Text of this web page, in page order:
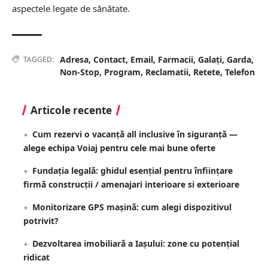
aspectele legate de sănătate.
TAGGED: Adresa, Contact, Email, Farmacii, Galați, Garda,
Non-Stop, Program, Reclamatii, Retete, Telefon
Articole recente
Cum rezervi o vacanță all inclusive în siguranță —
alege echipa Voiaj pentru cele mai bune oferte
Fundația legală: ghidul esențial pentru înființare
firmă construcții / amenajari interioare si exterioare
Monitorizare GPS mașină: cum alegi dispozitivul
potrivit?
Dezvoltarea imobiliară a Iașului: zone cu potențial
ridicat